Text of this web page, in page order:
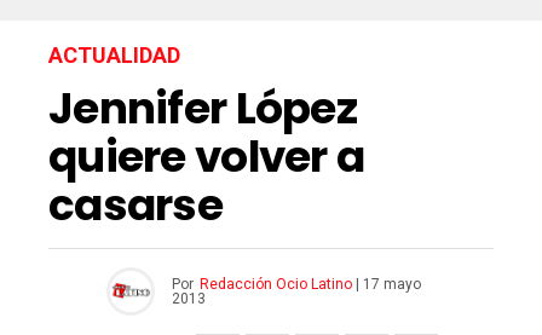
ACTUALIDAD
Jennifer López
quiere volver a
casarse
Por Redacción Ocio Latino|
17 mayo
2013